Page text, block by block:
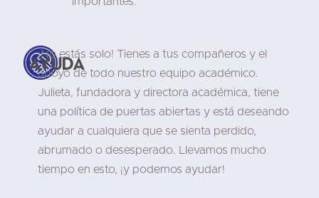
Ayuda
¡No estás solo! Tienes a tus compañeros y el
apoyo de todo nuestro equipo académico.
Julieta, fundadora y directora académica, tiene
una política de puertas abiertas y está deseando
ayudar a cualquiera que se sienta perdido,
abrumado o desesperado. Llevamos mucho
tiempo en esto, ¡y podemos ayudar!